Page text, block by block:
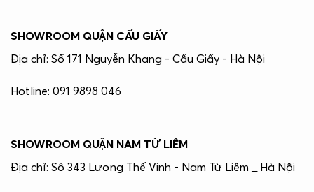
SHOWROOM QUẬN CẤU GIẤY
Địa chỉ: Số 171 Nguyễn Khang - Cầu Giấy - Hà Nội
Hotline: 091 9898 046
SHOWROOM QUẬN NAM TỪ LIÊM
Địa chỉ: Sô 343 Lương Thế Vinh - Nam Từ Liêm _ Hà Nội